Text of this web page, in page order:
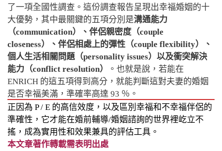
了一項全國性調查。這份調查報告呈現出幸福婚姻的十
大優勢，其中最關鍵的五項分別是溝通能力
（communication）、伴侶親密度（couple
closeness）、伴侶相處上的彈性（couple flexibility）、
個人生活相關問題（personality issues）以及衝突解決
能力（conflict resolution）
。也就是說，若能在
ENRICH 的這五項得到高分，就能判斷這對夫妻的婚姻
是否幸福美滿，準確率高達 93 ％。
正因為 P / E 的高信效度，以及區別幸福和不幸福伴侶的
準確性，它才能在婚前輔導/婚姻諮詢的世界裡屹立不
搖，成為實用性和效果兼具的評估工具。
本文章著作轉載需表明出處